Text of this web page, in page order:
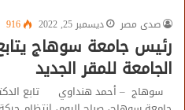
صدى مصر
ديسمبر 25, 2022 916
رئيس جامعة سوهاج
الجامعة للمقر الجديد
سوهاج – أحمد هنداوي تابع